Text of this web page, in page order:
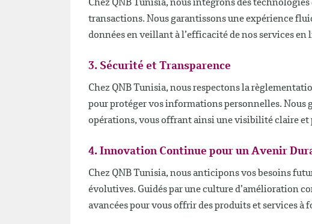
Chez QNB Tunisia, nous intégrons des
transactions. Nous garantissons une expérience
données en veillant à l’efficacité de nos services en
3. Sécurité et Transparence
Chez QNB Tunisia, nous respectons la
pour protéger vos informations personnelles. Nous
opérations, vous offrant ainsi une visibilité claire et
4. Innovation Continue pour un Avenir
Chez QNB Tunisia, nous anticipons vos besoins
évolutives. Guidés par une culture d’amélioration
avancées pour vous offrir des produits et services à